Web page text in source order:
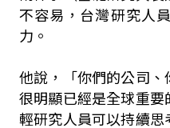
不容易，台灣研究人
力。
他說，「你們的公司
很明顯已經是全球重
輕研究人員可以持續